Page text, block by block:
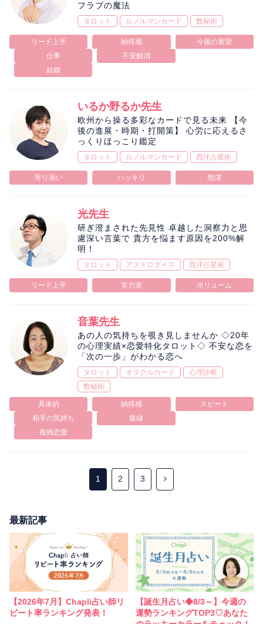
フラブの魔法
タロット ルノルマンカード 数秘術
リード上手 納得感
今後の展望
仕事
不安解消
結婚
いるか野るか先生
欧州から操る多彩なカードで見る未来 【今
後の進展・時期・打開策】 心労に応えるさ
っくりほっこり鑑定
タロット ルノルマンカード 西洋占星術
寄り添い ハッキリ 簡潔
光先生
研ぎ澄まされた先見性 卓越した洞察力と思
慮深い言葉で 貴方を悩ます原因を200%解
明！
タロット アストロダイス 西洋占星術
リード上手 実力派 ボリューム
音葉先生
あの人の気持ちを覗き見しませんか ◇20年
の心理実績×恋愛特化タロット◇ 不安な恋を
「次の一歩」がわかる恋へ
タロット オラクルカード
心理診断
数秘術
具体的 納得感
スピード
相手の気持ち
復縁
複雑恋愛
1 2 3
最新記事
【2026年7月】Chapli占い師リ
ピート率ランキング発表！
【誕生月占い◆8/3～】今週の
運勢ランキングTOP3♡あなた